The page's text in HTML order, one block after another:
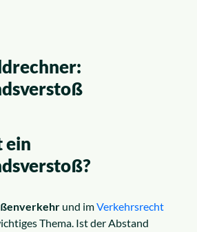
ein
und imVerkehrsrecht
Thema. Ist der Abstand